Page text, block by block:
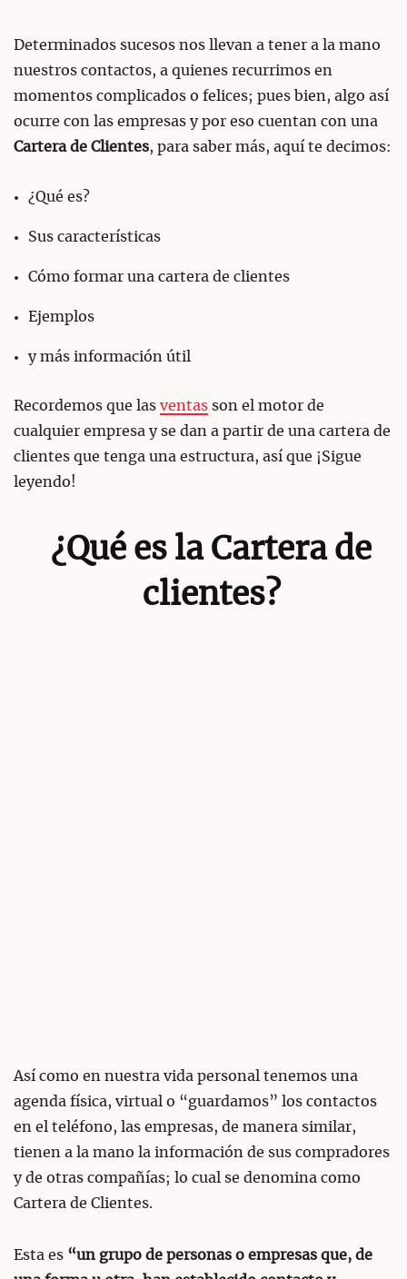
Determinados sucesos nos llevan a tener a la mano
nuestros contactos, a quienes recurrimos en
momentos complicados o felices; pues bien, algo así
ocurre con las empresas y por eso cuentan con una
Cartera de Clientes, para saber más, aquí te decimos:
¿Qué es?
Sus características
Cómo formar una cartera de clientes
Ejemplos
y más información útil
Recordemos que las ventas son el motor de
cualquier empresa y se dan a partir de una cartera de
clientes que tenga una estructura, así que ¡Sigue
leyendo!
¿Qué es la Cartera de
clientes?
Así como en nuestra vida personal tenemos una
agenda física, virtual o “guardamos” los contactos
en el teléfono, las empresas, de manera similar,
tienen a la mano la información de sus compradores
y de otras compañías; lo cual se denomina como
Cartera de Clientes.
Esta es “un grupo de personas o empresas que, de